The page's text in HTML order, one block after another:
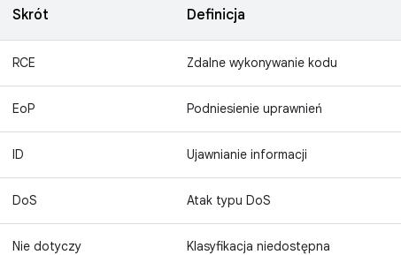
Skrót Definicja
RCE Zdalne wykonywanie kodu
EoP Podniesienie uprawnień
ID Ujawnianie informacji
DoS Atak typu DoS
Nie dotyczy Klasyfikacja niedostępna